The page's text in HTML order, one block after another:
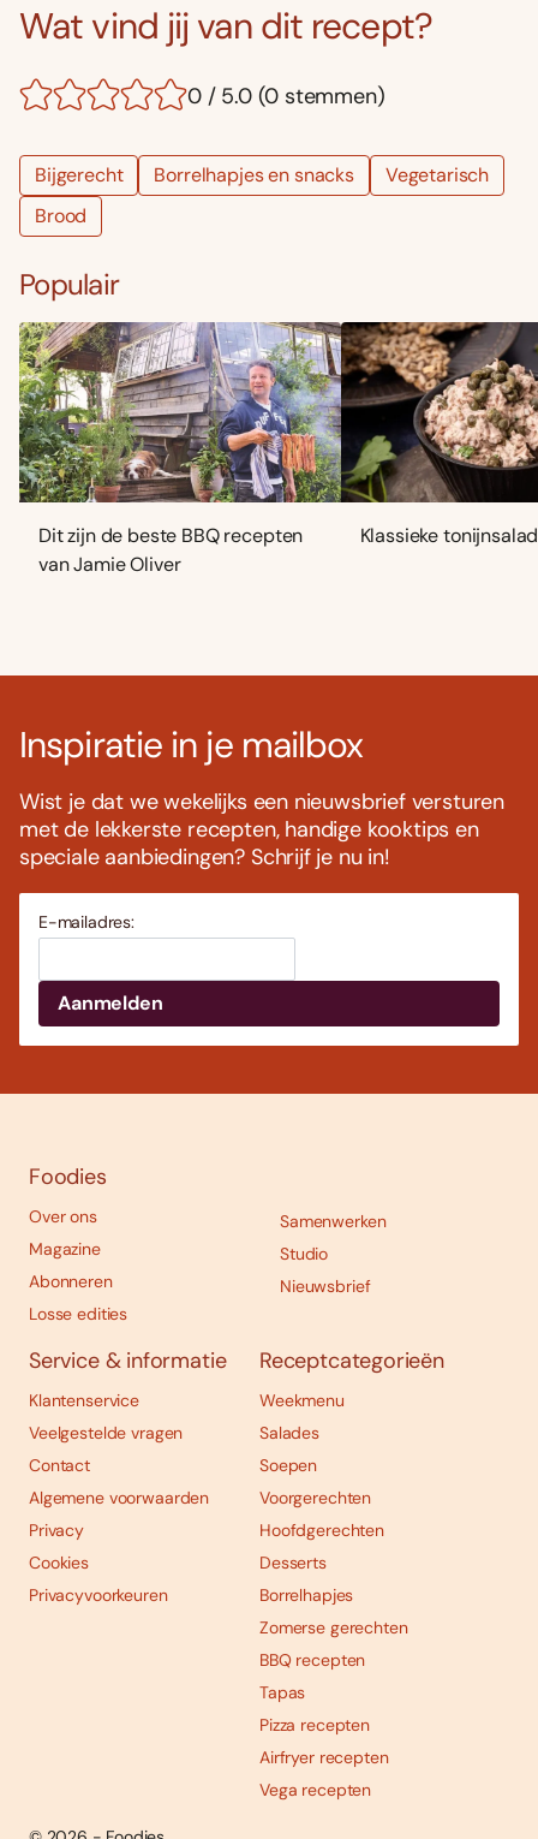
Wat vind jij van dit recept?
0 / 5.0 (0 stemmen)
Bijgerecht Borrelhapjes en snacks
Vegetarisch
Brood
Populair
Dit zijn de beste BBQ recepten
van Jamie Oliver
Klassieke
Inspiratie in je mailbox
Wist je dat we wekelijks een nieuwsbrief versturen
met de lekkerste recepten, handige kooktips en
speciale aanbiedingen? Schrijf je nu in!
E-mailadres:
Foodies
Over ons
Magazine
Abonneren
Losse edities
Samenwerken
Studio
Nieuwsbrief
Service & informatie
Klantenservice
Veelgestelde vragen
Contact
Algemene voorwaarden
Privacy
Cookies
Privacyvoorkeuren
Receptcategorieën
Weekmenu
Salades
Soepen
Voorgerechten
Hoofdgerechten
Desserts
Borrelhapjes
Zomerse gerechten
BBQ recepten
Tapas
Pizza recepten
Airfryer recepten
Vega recepten